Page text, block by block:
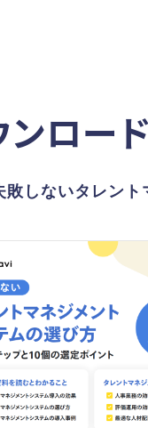
ロード
敗しないタレン